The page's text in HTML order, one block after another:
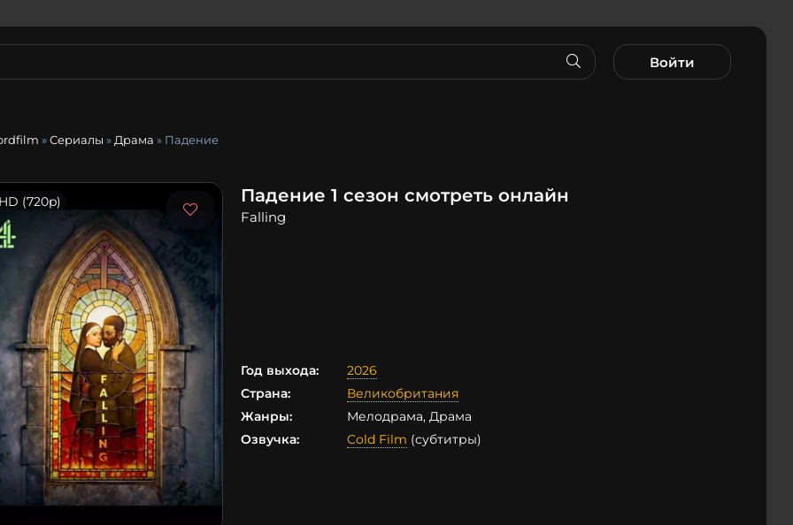
Войти
»Сериалы » Драма » Падение
(720p) Падение 1 сезон смотреть онлайн
Falling
Год выхода:
2026
Страна:
Великобритания
Жанры:
Мелодрама, Драма
Озвучка:
Cold Film (субтитры)